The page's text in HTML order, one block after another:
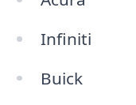
Infiniti
Buick